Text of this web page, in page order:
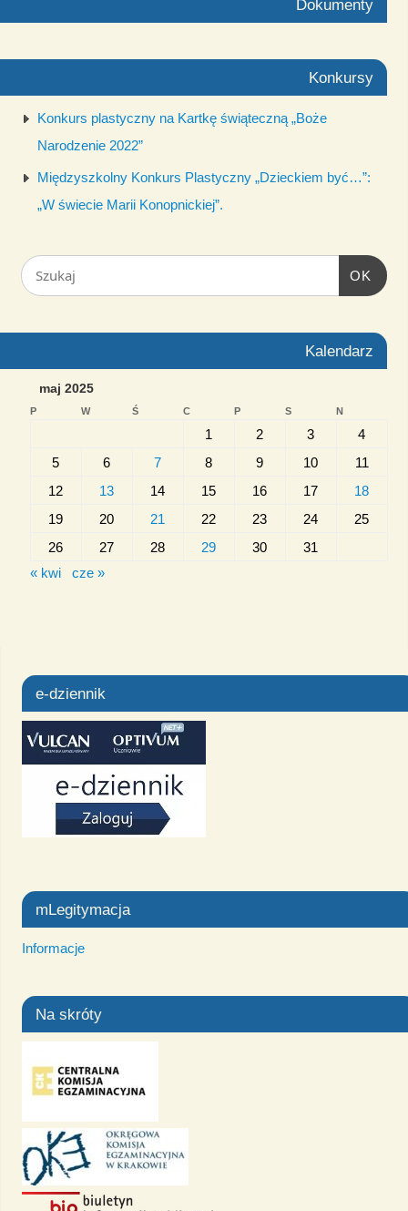
Dokumenty
Konkursy
Konkurs plastyczny na Kartkę świąteczną „Boże
Narodzenie 2022”
Międzyszkolny Konkurs Plastyczny „Dzieckiem być…”:
„W świecie Marii Konopnickiej”.
OK
Kalendarz
maj 2025
P W Ś C P S N
1 2 3
4
5
6 7 8 9 10
11
12
13 14 15 16 17
18
19
20 21 22 23 24
25
26
27 28 29 30
31
« kwi
cze »
e-dziennik
mLegitymacja
Informacje
Na skróty